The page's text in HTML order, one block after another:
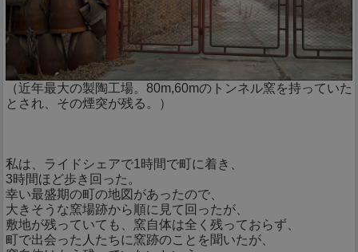
（近年最大の製陶工場。80m,60mのトンネル窯を持っていた
とされ、その煙突が残る。）
私は、ライドシェアで1時間で町に着き、
3時間ほど歩き回った。
幸い最盛期の町の地図があったので、
大きそうな窯場跡から順に見て回ったが、
敷地が残っていても、窯自体は全く残っておらず、
町で出会った人たちに窯跡のことを聞いたが、